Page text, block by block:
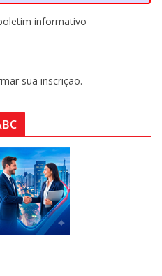
informativo
sua inscrição.